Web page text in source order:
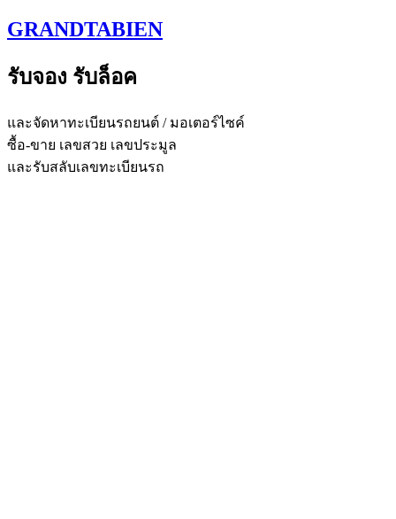
Skip
to
GRANDTABIEN
รับจอง รับล็อค
และจัดหาทะเบียนรถยนต์ / มอเตอร์ไซค์
ซื้อ-ขาย เลขสวย เลขประมูล
และรับสลับเลขทะเบียนรถ